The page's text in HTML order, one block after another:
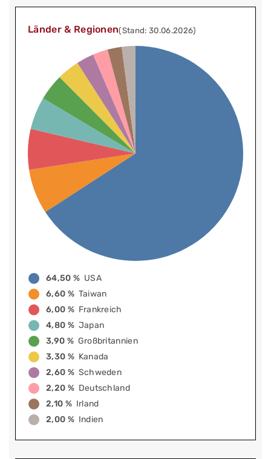
Länder & Regionen(Stand: 30.06.2026)
64,50 % USA
6,60 % Taiwan
6,00 % Frankreich
4,80 % Japan
3,90 % Großbritannien
3,30 % Kanada
2,60 % Schweden
2,20 % Deutschland
2,10 % Irland
2,00 % Indien